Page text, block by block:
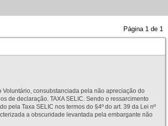
Página 1 de 1
Voluntário, consubstanciada pela não apreciação do
de declaração. TAXA SELIC. Sendo o ressarcimento
pela Taxa SELIC nos termos do §4º do art. 39 da Lei nº
a obscuridade levantada pela embargante não